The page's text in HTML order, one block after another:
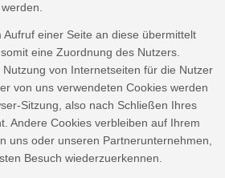
Aufruf einer Seite an diese übermittelt
eine Zuordnung des Nutzers.
von Internetseiten für die Nutzer
von uns verwendeten Cookies werden
Sitzung, also nach Schließen Ihres
Andere Cookies verbleiben auf Ihrem
uns oder unseren Partnerunternehmen,
Besuch wiederzuerkennen.